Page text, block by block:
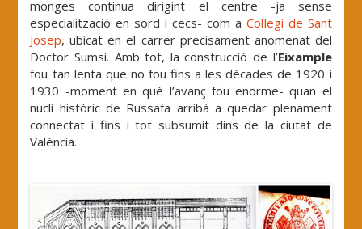
monges continua dirigint el centre -ja sense
especialització en sord i cecs- com a Col·legi de Sant
Josep, ubicat en el carrer precisament anomenat del
Doctor Sumsi. Amb tot, la construcció de l’Eixample
fou tan lenta que no fou fins a les dècades de 1920 i
1930 -moment en què l’avanç fou enorme- quan el
nucli històric de Russafa arribà a quedar plenament
connectat i fins i tot subsumit dins de la ciutat de
València.